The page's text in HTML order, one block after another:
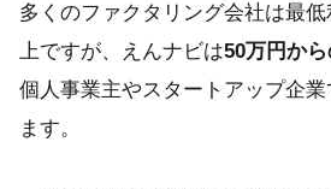
多くのファクタリング会社は最
上ですが、えんナビは50万円か
個人事業主やスタートアップ企
ます。